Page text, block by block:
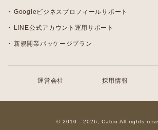
Googleビジネスプロフィールサポート
LINE公式アカウント運用サポート
新規開業パッケージプラン
運営会社 採用情報
© 2010 - 2026, Caloo All rights